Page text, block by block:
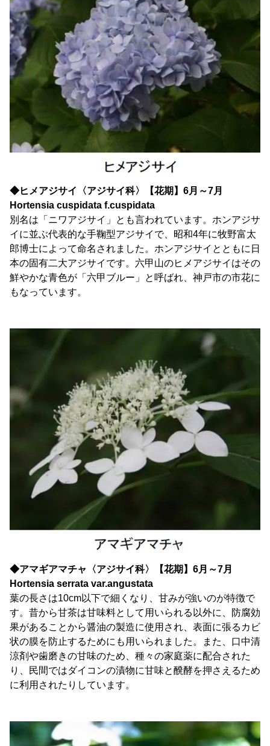
◆ヒメアジサイ〈アジサイ科〉【花期】6月～7月
Hortensia cuspidata f.cuspidata
別名は「ニワアジサイ」とも言われています。ホンアジサ
イに並ぶ代表的な手鞠型アジサイで、昭和4年に牧野富太
郎博士によって命名されました。ホンアジサイとともに日
本の固有二大アジサイです。六甲山のヒメアジサイはその
鮮やかな青色が「六甲ブルー」と呼ばれ、神戸市の市花に
もなっています。
◆アマギアマチャ〈アジサイ科〉【花期】6月～7月
Hortensia serrata var.angustata
葉の長さは10cm以下で細くなり、甘みが強いのが特徴で
す。昔から甘茶は甘味料として用いられる以外に、防腐効
果があることから醤油の製造に使用され、表面に張るカビ
状の膜を防止するためにも用いられました。また、口中清
涼剤や歯磨きの甘味のため、種々の家庭薬に配合された
り、民間ではダイコンの漬物に甘味と醗酵を押さえるため
に利用されたりしています。